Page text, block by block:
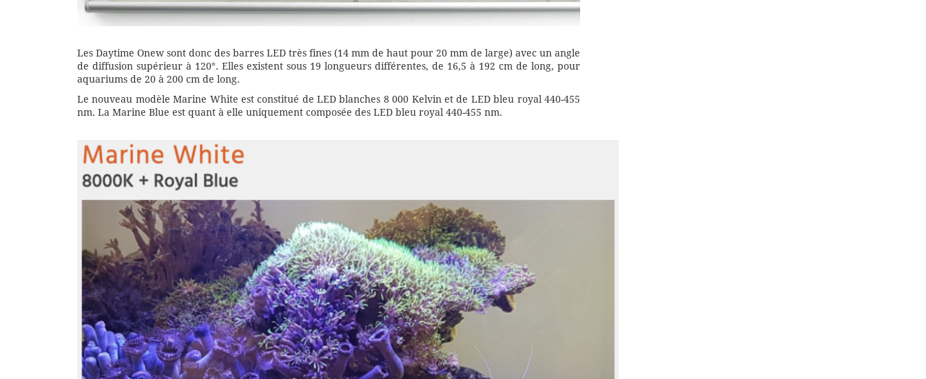
Les Daytime Onew sont donc des barres LED très fines (14 mm de haut pour 20 mm de large) avec un angle
de diffusion supérieur à 120°. Elles existent sous 19 longueurs différentes, de 16,5 à 192 cm de long, pour
aquariums de 20 à 200 cm de long.
Le nouveau modèle Marine White est constitué de LED blanches 8 000 Kelvin et de LED bleu royal 440-455
nm. La Marine Blue est quant à elle uniquement composée des LED bleu royal 440-455 nm.